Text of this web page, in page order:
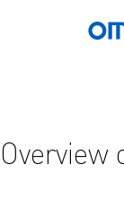
Volver a la página de
Overview